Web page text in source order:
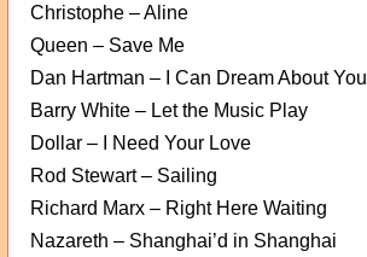
Christophe – Aline
Queen – Save Me
Dan Hartman – I Can Dream About You
Barry White – Let the Music Play
Dollar – I Need Your Love
Rod Stewart – Sailing
Richard Marx – Right Here Waiting
Nazareth – Shanghai’d in Shanghai